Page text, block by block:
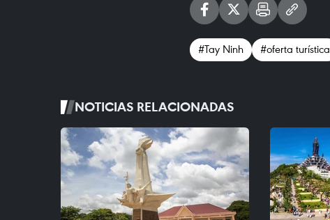
#Tay Ninh #oferta turística
NOTICIAS RELACIONADAS